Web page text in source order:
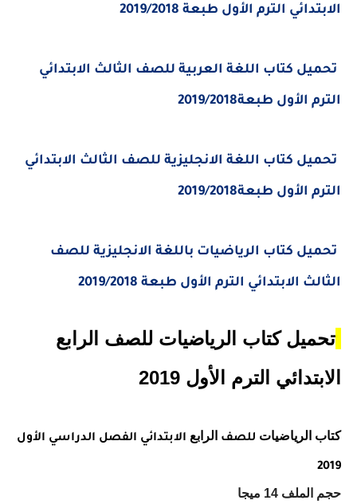
الابتدائي الترم الأول طبعة 2019/2018
تحميل كتاب اللغة العربية للصف الثالث الابتدائي
الترم الأول طبعة2019/2018
تحميل كتاب اللغة الانجليزية للصف الثالث الابتدائي
الترم الأول طبعة2019/2018
تحميل كتاب الرياضيات باللغة الانجليزية للصف
الثالث الابتدائي الترم الأول طبعة 2019/2018
تحميل كتاب الرياضيات للصف الرابع
الابتدائي الترم الأول 2019
كتاب الرياضيات للصف الرابع الابتدائي الفصل الدراسي الأول
2019
حجم الملف 14 ميجا